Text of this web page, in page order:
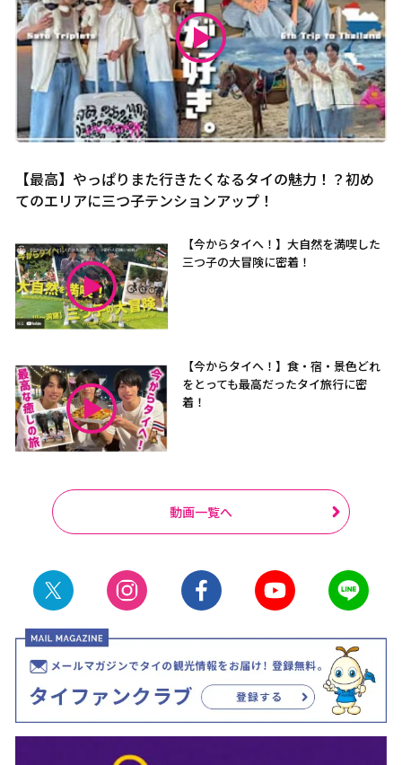
【最高】やっぱりまた行きたくなるタイの魅力！？初め
てのエリアに三つ子テンションアップ！
【今からタイへ！】大自然を満喫した
三つ子の大冒険に密着！
【今からタイへ！】食・宿・景色どれ
をとっても最高だったタイ旅行に密
着！
動画一覧へ